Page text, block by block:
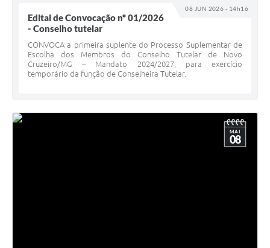
08 JUN 2026 - 14h16
Edital de Convocação nº 01/2026
- Conselho tutelar
CONVOCA a primeira suplente do Processo Suplementar de
Escolha dos Membros do Conselho Tutelar de Novo
Cruzeiro/MG – Mandato 2024/2027, para exercício
temporário da função de Conselheira Tutelar.
MAI
08